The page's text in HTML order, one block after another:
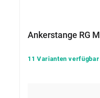
Ankerstange RG M
11 Varianten verfügbar